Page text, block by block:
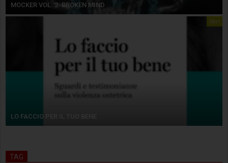
MOCKER VOL. 2. BROKEN MIND
libri
LO FACCIO PER IL TUO BENE
TAG